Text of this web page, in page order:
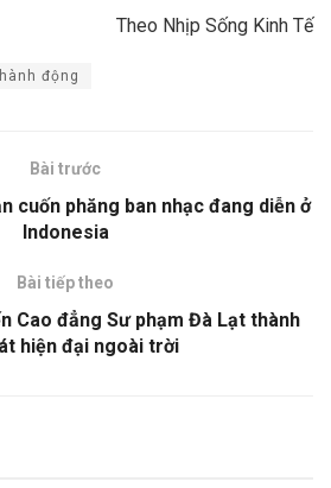
Theo Nhịp Sống Kinh Tế
động
Bài trước
cuốn phăng ban nhạc đang diễn ở
Indonesia
Bài tiếp theo
Cao đẳng Sư phạm Đà Lạt thành
hiện đại ngoài trời